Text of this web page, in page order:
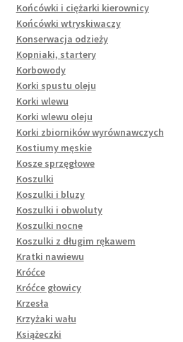
Końcówki i ciężarki kierownicy
Końcówki wtryskiwaczy
Konserwacja odzieży
Kopniaki, startery
Korbowody
Korki spustu oleju
Korki wlewu
Korki wlewu oleju
Korki zbiorników wyrównawczych
Kostiumy męskie
Kosze sprzęgłowe
Koszulki
Koszulki i bluzy
Koszulki i obwoluty
Koszulki nocne
Koszulki z długim rękawem
Kratki nawiewu
Króćce
Króćce głowicy
Krzesła
Krzyżaki wału
Książeczki